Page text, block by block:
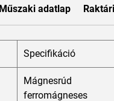
Műszaki adatlap
Specifikáció
Mágnesrúd
ferromágneses